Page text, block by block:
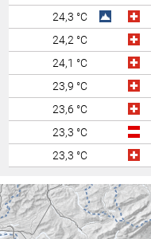
24,3 °C
24,2 °C
24,1 °C
23,9 °C
23,6 °C
23,3 °C
23,3 °C
23,2 °C
23,1 °C